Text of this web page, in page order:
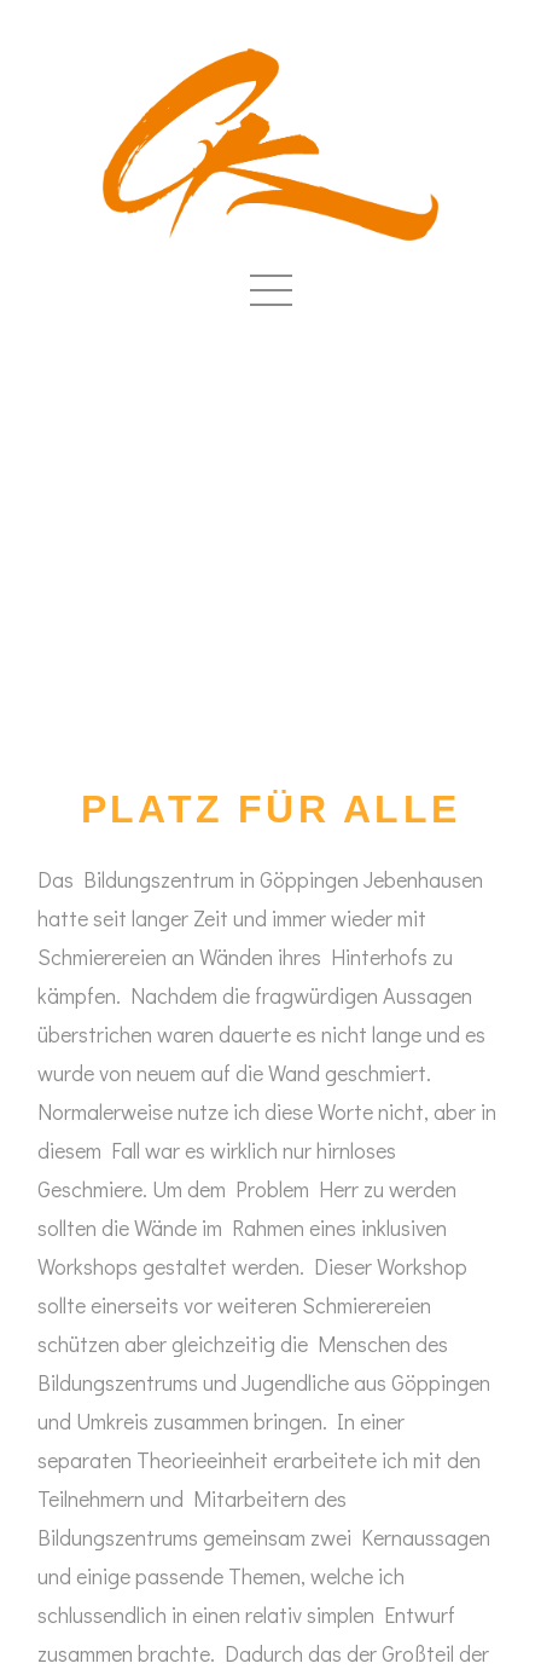
PLATZ FÜR ALLE
Das Bildungszentrum in Göppingen Jebenhausen
hatte seit langer Zeit und immer wieder mit
Schmierereien an Wänden ihres Hinterhofs zu
kämpfen. Nachdem die fragwürdigen Aussagen
überstrichen waren dauerte es nicht lange und es
wurde von neuem auf die Wand geschmiert.
Normalerweise nutze ich diese Worte nicht, aber in
diesem Fall war es wirklich nur hirnloses
Geschmiere. Um dem Problem Herr zu werden
sollten die Wände im Rahmen eines inklusiven
Workshops gestaltet werden. Dieser Workshop
sollte einerseits vor weiteren Schmierereien
schützen aber gleichzeitig die Menschen des
Bildungszentrums und Jugendliche aus Göppingen
und Umkreis zusammen bringen. In einer
separaten Theorieeinheit erarbeitete ich mit den
Teilnehmern und Mitarbeitern des
Bildungszentrums gemeinsam zwei Kernaussagen
und einige passende Themen, welche ich
schlussendlich in einen relativ simplen Entwurf
zusammen brachte. Dadurch das der Großteil der